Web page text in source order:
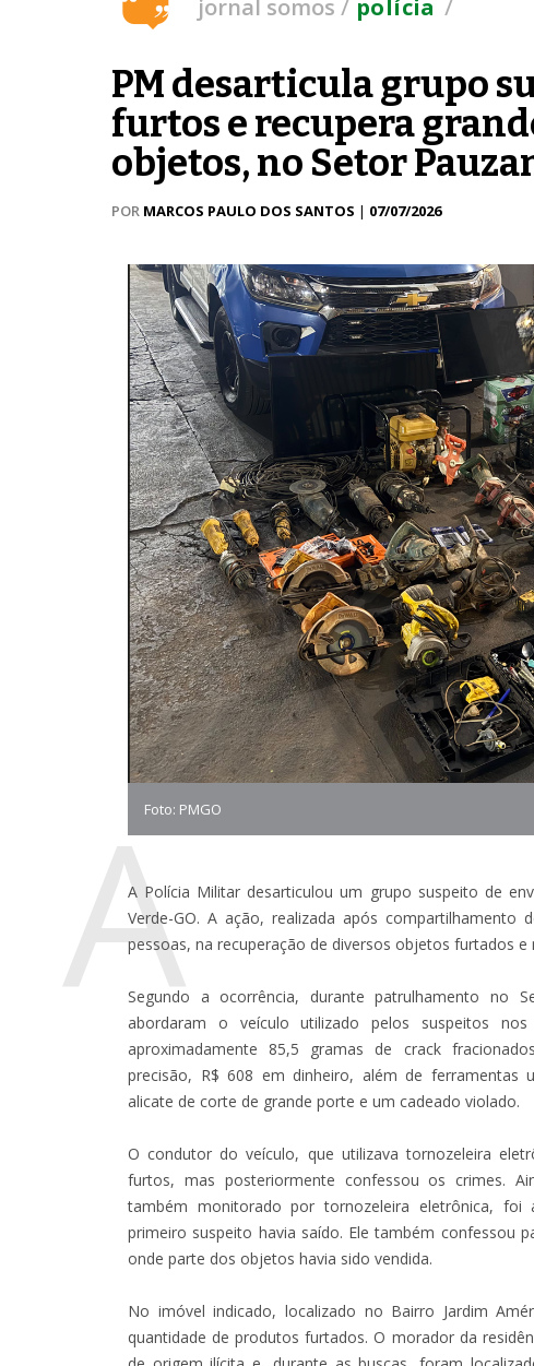
jornal somos polícia
PM desarticula grupo
furtos e recupera
objetos, no Setor
POR MARCOS PAULO DOS SANTOS | 07/07/2026
Foto: PMGO
A
A Polícia Militar desarticulou um grupo suspeito de
Verde-GO. A ação, realizada após
pessoas, na recuperação de diversos objetos furtados e
Segundo a ocorrência, durante patrulhamento no
abordaram o veículo utilizado pelos suspeitos
aproximadamente 85,5 gramas de crack
precisão, R$ 608 em dinheiro, além de ferramentas
alicate de corte de grande porte e um cadeado violado.
O condutor do veículo, que utilizava tornozeleira
furtos, mas posteriormente confessou os crimes.
também monitorado por tornozeleira eletrônica,
primeiro suspeito havia saído. Ele também confessou
onde parte dos objetos havia sido vendida.
No imóvel indicado, localizado no Bairro Jardim
quantidade de produtos furtados. O morador da